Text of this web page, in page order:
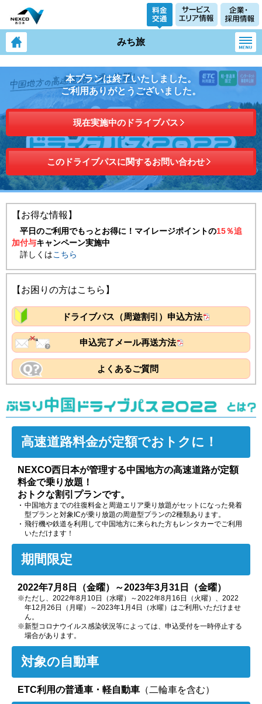
みち旅
本プランは終了いたしました。
ご利用ありがとうございました。
現在実施中のドライブパス
このドライブパスに関するお問い合わせ
【お得な情報】
平日のご利用でもっとお得に！マイレージポイントの15％追
加付与キャンペーン実施中
詳しくはこちら
【お困りの方はこちら】
ドライブパス（周遊割引）申込方法
申込完了メール再送方法
よくあるご質問
高速道路料金が定額でおトクに！
NEXCO西日本が管理する中国地方の高速道路が定額
料金で乗り放題！
おトクな割引プランです。
中国地方までの往復料金と周遊エリア乗り放題がセットになった発着
型プランと対象ICが乗り放題の周遊型プランの2種類あります。
飛行機や鉄道を利用して中国地方に来られた方もレンタカーでご利用
いただけます！
期間限定
2022年7月8日（金曜）～2023年3月31日（金曜）
※ただし、2022年8月10日（水曜）～2022年8月16日（火曜）、 2022
年12月26日（月曜）～2023年1月4日（水曜）はご利用いただけませ
ん。
※新型コロナウイルス感染状況等によっては、申込受付を一時停止する
場合があります。
対象の自動車
ETC利用の普通車・軽自動車 （二輪車を含む）